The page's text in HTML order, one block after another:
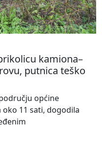
kamiona–
putnica teško
općine
11 sati, dogodila